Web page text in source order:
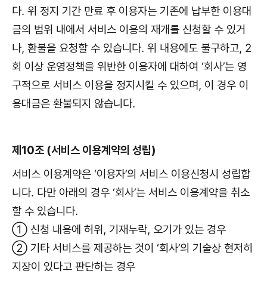
다. 위 정지 기간 만료 후 이용자는 기존에 납부한 이용대
금의 범위 내에서 서비스 이용의 재개를 신청할 수 있거
나, 환불을 요청할 수 있습니다. 위 내용에도 불구하고, 2
회 이상 운영정책을 위반한 이용자에 대하여 ‘회사’는 영
구적으로 서비스 이용을 정지시킬 수 있으며, 이 경우 이
용대금은 환불되지 않습니다.
제10조 (서비스 이용계약의 성립)
서비스 이용계약은 ‘이용자’의 서비스 이용신청시 성립합
니다. 다만 아래의 경우 ‘회사’는 서비스 이용계약을 취소
할 수 있습니다.
① 신청 내용에 허위, 기재누락, 오기가 있는 경우
② 기타 서비스를 제공하는 것이 ‘회사’의 기술상 현저히
지장이 있다고 판단하는 경우